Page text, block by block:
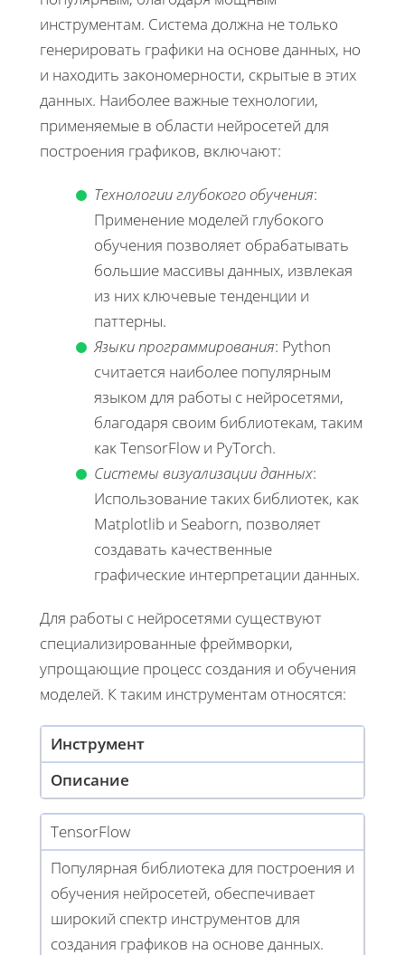
инструментам. Система должна не только
генерировать графики на основе данных, но
и находить закономерности, скрытые в этих
данных. Наиболее важные технологии,
применяемые в области нейросетей для
построения графиков, включают:
Технологии глубокого обучения:
Применение моделей глубокого
обучения позволяет обрабатывать
большие массивы данных, извлекая
из них ключевые тенденции и
паттерны.
Языки программирования: Python
считается наиболее популярным
языком для работы с нейросетями,
благодаря своим библиотекам, таким
как TensorFlow и PyTorch.
Системы визуализации данных:
Использование таких библиотек, как
Matplotlib и Seaborn, позволяет
создавать качественные
графические интерпретации данных.
Для работы с нейросетями существуют
специализированные фреймворки,
упрощающие процесс создания и обучения
моделей. К таким инструментам относятся:
Инструмент
Описание
TensorFlow
Популярная библиотека для построения и
обучения нейросетей, обеспечивает
широкий спектр инструментов для
создания графиков на основе данных.